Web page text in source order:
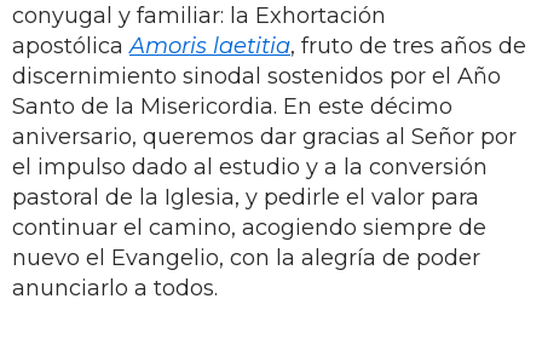
conyugal y familiar: la Exhortación
apostólicaAmoris laetitia, fruto de tres años de
discernimiento sinodal sostenidos por el Año
Santo de la Misericordia. En este décimo
aniversario, queremos dar gracias al Señor por
el impulso dado al estudio y a la conversión
pastoral de la Iglesia, y pedirle el valor para
continuar el camino, acogiendo siempre de
nuevo el Evangelio, con la alegría de poder
anunciarlo a todos.